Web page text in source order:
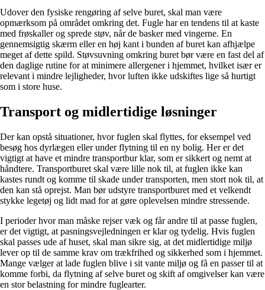
Udover den fysiske rengøring af selve buret, skal man være
opmærksom på området omkring det. Fugle har en tendens til at kaste
med frøskaller og sprede støv, når de basker med vingerne. En
gennemsigtig skærm eller en høj kant i bunden af buret kan afhjælpe
meget af dette spild. Støvsuvning omkring buret bør være en fast del af
den daglige rutine for at minimere allergener i hjemmet, hvilket især er
relevant i mindre lejligheder, hvor luften ikke udskiftes lige så hurtigt
som i store huse.
Transport og midlertidige løsninger
Der kan opstå situationer, hvor fuglen skal flyttes, for eksempel ved
besøg hos dyrlægen eller under flytning til en ny bolig. Her er det
vigtigt at have et mindre transportbur klar, som er sikkert og nemt at
håndtere. Transportburet skal være lille nok til, at fuglen ikke kan
kastes rundt og komme til skade under transporten, men stort nok til, at
den kan stå oprejst. Man bør udstyre transportburet med et velkendt
stykke legetøj og lidt mad for at gøre oplevelsen mindre stressende.
I perioder hvor man måske rejser væk og får andre til at passe fuglen,
er det vigtigt, at pasningsvejledningen er klar og tydelig. Hvis fuglen
skal passes ude af huset, skal man sikre sig, at det midlertidige miljø
lever op til de samme krav om trækfrihed og sikkerhed som i hjemmet.
Mange vælger at lade fuglen blive i sit vante miljø og få en passer til at
komme forbi, da flytning af selve buret og skift af omgivelser kan være
en stor belastning for mindre fuglearter.